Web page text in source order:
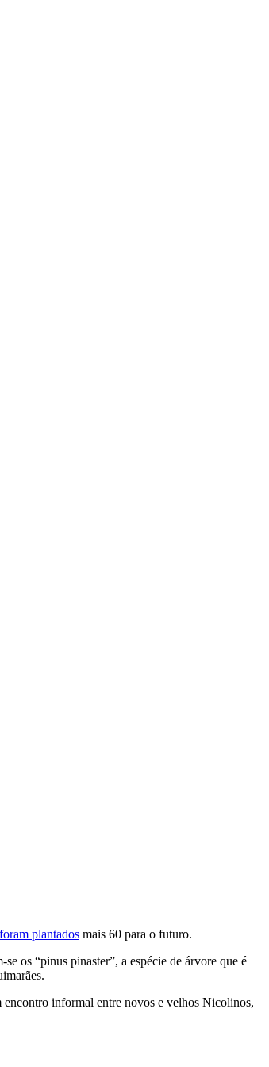
foram plantados mais 60 para o futuro.
os “pinus pinaster”, a espécie de árvore que é
encontro informal entre novos e velhos Nicolinos,